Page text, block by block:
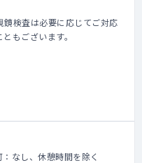
検査は必要に応じてご対応
もございます。
なし、休憩時間を除く